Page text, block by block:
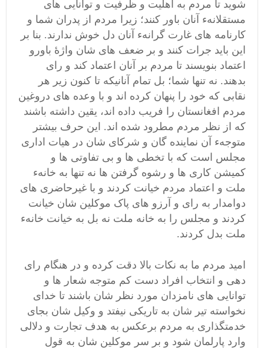
شوید تا مردم به اهلیت و ظرفیت و توانایی های
مستقلانهء آنان باور کنند؛ زیرا مردم از پدران شما و
کارنامه های غارت گرانهء آنان دل خوش ندارند. بنا بر
این باید جرات کنند و بر ضعف های شان واژۀ باورو
اعتماد بنویسند تا مردم بر آنان اعتماد کند و رای
بدهند. نه تنها شما؛ بل تمام آنانیکه تا کنون زیر هر
نقابی که خود را پنهان کرده اند و با وعده های دروغین
مردم افغانستان را فریب داده اند، یقین داشته باشند
که از نظر مردم مطرود شده اند. این حرف بیشتر
متوجهء آن نماینده گان و شرکای شان در هیات اداری
مجلس است که با تخطی ها و بی تفاوتی ها و
کمیشن کاری ها و رشوه گرفتن ها نه تنها به خانهء
ملت و اعتماد مردم خیانت کردند و با غیرحاضری های
دوامدار به رای و آرزو های پاک موکلین شان خیانت
کردند و مجلس را به خانه ملت نه بل به خیانت خانهء
ملت بدل کردند.
امید مردم ما به نکات بالا دقت کرده و در هنگام رای
دهی و انتخاب افراد دست کم متوجه شعار ها و
توانایی های نامزدان مورد نظر شان باشند تا خدای
نخواسته تیر شان به تاریکی نیفتد و وکیل شان بجای
خدمتگذاری به مردم برعکس به هدف تجارت و دلالی
وارد پارلمان شود و بر سر موکلین شان به قول